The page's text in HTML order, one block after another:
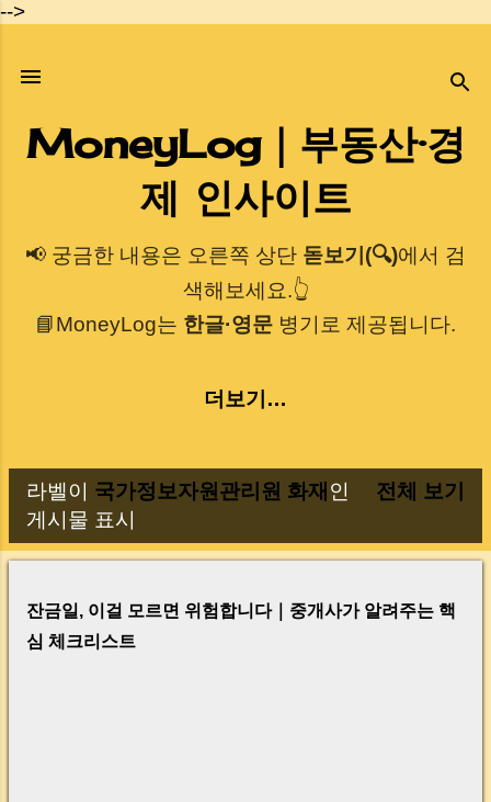
-->
기본 콘텐츠로 건너뛰기
MoneyLog｜부동산·경
제 인사이트
📢 궁금한 내용은 오른쪽 상단 돋보기(🔍)에서 검
색해보세요.👆
📘MoneyLog는 한글·영문 병기로 제공됩니다.
더보기…
글
라벨이 국가정보자원관리원 화재 인
게시물 표시
전체 보기
잔금일, 이걸 모르면 위험합니다｜중개사가 알려주는 핵
심 체크리스트